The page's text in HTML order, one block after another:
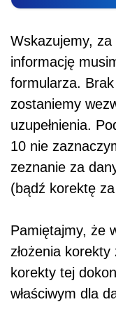
Wskazujemy,
informację
formularza.
zostaniemy
uzupełnienia.
10 nie
zeznanie za
(bądź korektę za
Pamiętajmy, że
złożenia
korekty tej
właściwym dla